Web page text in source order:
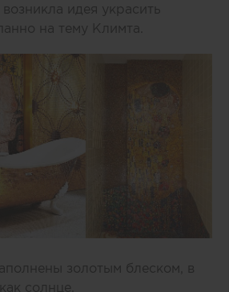
идея украсить
на тему Климта.
золотым блеском, в
солнце.